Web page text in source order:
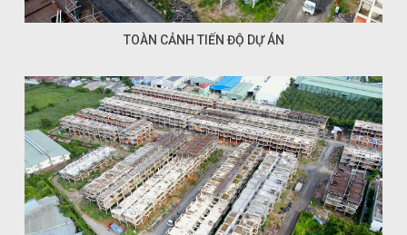
TOÀN CẢNH TIẾN ĐỘ DỰ ÁN